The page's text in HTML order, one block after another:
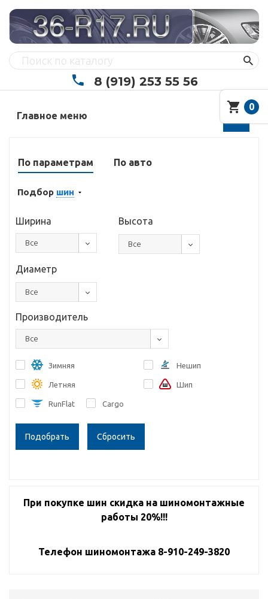
8 (919) 253 55 56
Главное меню
По параметрам По авто
Подбор шин
Ширина
Все
Высота
Все
Диаметр
Все
Производитель
Все
Зимняя
Летняя
RunFlat Cargo
Нешип
Шип
Сбросить
При покупке шин скидка на шиномонтажные
работы 20%!!!
Телефон шиномонтажа 8-910-249-3820
0